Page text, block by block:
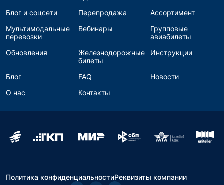
Блог и соцсети
Перепродажа
Ассортимент
Мультимодальные
перевозки
Вебинары
Групповые
авиабилеты
Обновления
Железнодорожные
билеты
Инструкции
Блог FAQ
Новости
О нас
Контакты
Политика конфиденциальностиРеквизиты компании